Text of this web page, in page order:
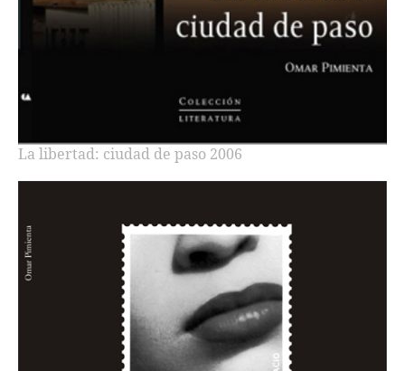
La libertad: ciudad de paso 2006